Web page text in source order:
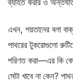
ব্যাহত করার ও
এখন, শয়তানের বলা
পাথরের টুকরোগুলো
পরিণত করা—এর কি
সেটা খাবে না কেন?